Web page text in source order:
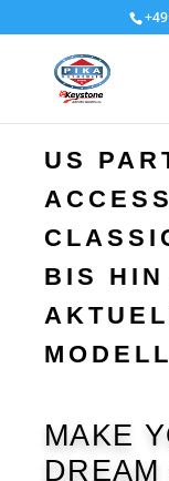
US
BIS HIN
MAKE